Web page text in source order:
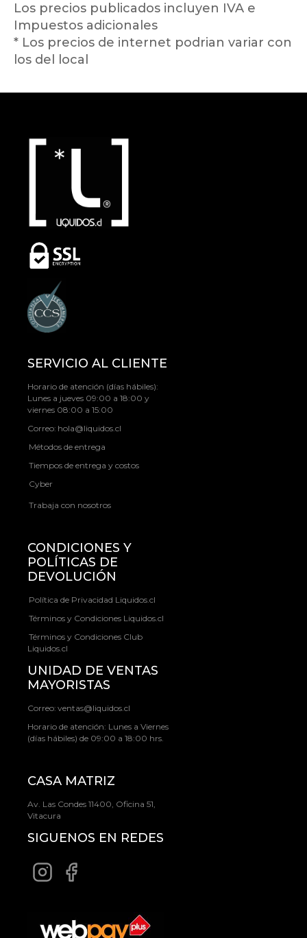
Los precios publicados incluyen IVA e
Impuestos adicionales
* Los precios de internet podrian variar con
los del local
SERVICIO AL CLIENTE
Horario de atención (días hábiles):
Lunes a jueves 09:00 a 18:00 y
viernes 08:00 a 15:00
Correo: hola@liquidos.cl
Métodos de entrega
Tiempos de entrega y costos
Cyber
Trabaja con nosotros
CONDICIONES Y
POLÍTICAS DE
DEVOLUCIÓN
Política de Privacidad Liquidos.cl
Términos y Condiciones Liquidos.cl
Términos y Condiciones Club
Liquidos.cl
UNIDAD DE VENTAS
MAYORISTAS
Correo: ventas@liquidos.cl
Horario de atención: Lunes a Viernes
(días hábiles) de 09:00 a 18:00 hrs.
CASA MATRIZ
Av. Las Condes 11400, Oficina 51,
Vitacura
SIGUENOS EN REDES